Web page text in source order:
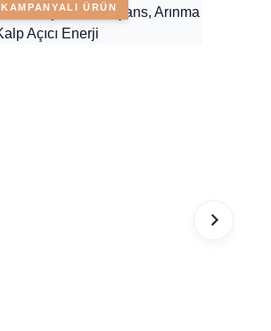
KAMPANYALI ÜRÜN